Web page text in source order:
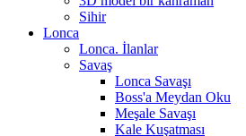
Sihir
Lonca
Lonca. İlanlar
Savaş
Lonca Savaşı
Boss'a Meydan Oku
Meşale Savaşı
Kale Kuşatması